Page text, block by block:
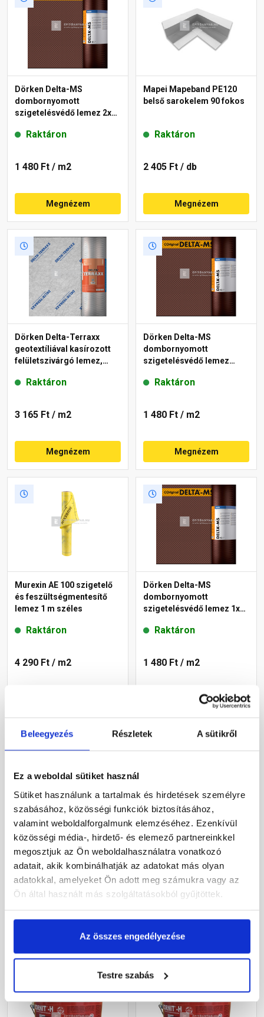
Beleegyezés Részletek A sütikről
Ez a weboldal sütiket használ
Sütiket használunk a tartalmak és hirdetések személyre
szabásához, közösségi funkciók biztosításához,
valamint weboldalforgalmunk elemzéséhez. Ezenkívül
közösségi média-, hirdető- és elemező partnereinkkel
megosztjuk az Ön weboldalhasználatra vonatkozó
adatait, akik kombinálhatják az adatokat más olyan
adatokkal, amelyeket Ön adott meg számukra vagy az
Ön által használt más szolgáltatásokból gyűjtöttek.
Az összes engedélyezése
Testre szabás
Dörken Delta-MS
dombornyomott
szigetelésvédő lemez 2x20
Raktáron
1 480 Ft / m2
Megnézem
Mapei Mapeband PE120
belső sarokelem 90 fokos
Raktáron
2 405 Ft / db
Megnézem
Dörken Delta-Terraxx
geotextíliával kasírozott
felületszivárgó lemez,
Raktáron
3 165 Ft / m2
Megnézem
Dörken Delta-MS
dombornyomott
szigetelésvédő lemez
Raktáron
1 480 Ft / m2
Megnézem
Murexin AE 100 szigetelő
és feszültségmentesítő
lemez 1 m széles
Raktáron
4 290 Ft / m2
Dörken Delta-MS
dombornyomott
szigetelésvédő lemez 1x20
Raktáron
1 480 Ft / m2
Megnézem
Kemikál Bornit S
bitumenes sűrű
bevonóanyag 25 l
Raktáron
2 618 Ft / l
Murexin 1 KS
Folyékonyfólia kék 7 kg
Raktáron